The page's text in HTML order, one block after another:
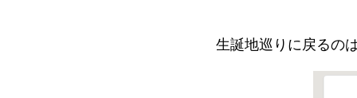
生誕地巡りに戻るの